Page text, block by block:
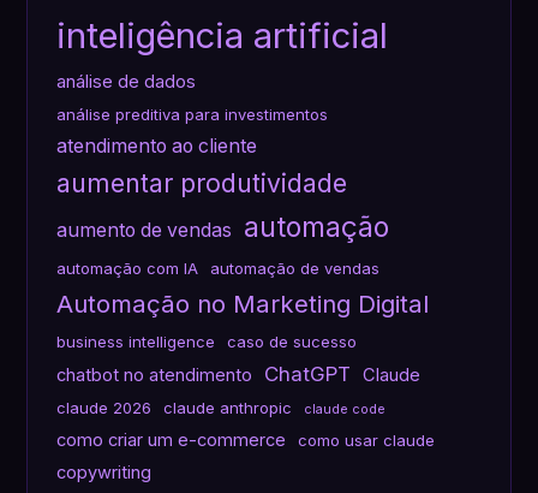
inteligência artificial
análise de dados
análise preditiva para investimentos
atendimento ao cliente
aumentar produtividade
aumento de vendas automação
automação com IA automação de vendas
Automação no Marketing Digital
business intelligence caso de sucesso
chatbot no atendimento ChatGPT Claude
claude 2026 claude anthropic claude code
como criar um e-commerce como usar claude
copywriting